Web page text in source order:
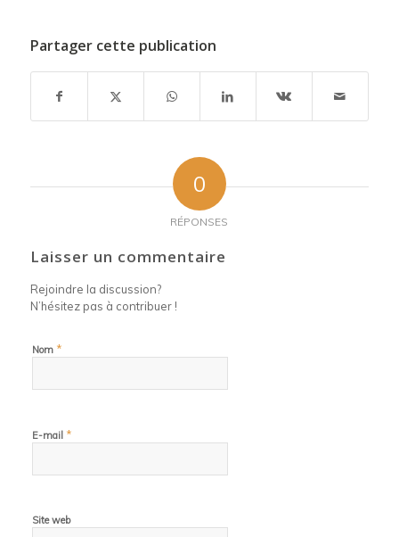
Partager cette publication
0
RÉPONSES
Laisser un commentaire
Rejoindre la discussion?
N’hésitez pas à contribuer !
Nom *
E-mail *
Site web